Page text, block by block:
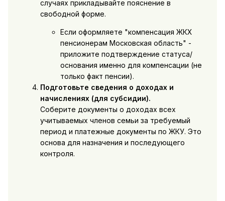
случаях прикладывайте пояснение в
свободной форме.
Если оформляете "компенсация ЖКХ
пенсионерам Московская область" -
приложите подтверждение статуса/
основания именно для компенсации (не
только факт пенсии).
Подготовьте сведения о доходах и
начислениях (для субсидии).
Соберите документы о доходах всех
учитываемых членов семьи за требуемый
период и платежные документы по ЖКУ. Это
основа для назначения и последующего
контроля.